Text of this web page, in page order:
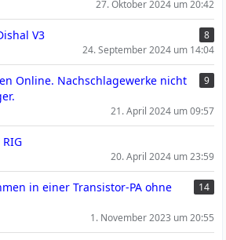
27. Oktober 2024 um 20:42
V3
8
24. September 2024 um 14:04
Online. Nachschlagewerke nicht
9
21. April 2024 um 09:57
RIG
20. April 2024 um 23:59
in einer Transistor-PA ohne
14
1. November 2023 um 20:55